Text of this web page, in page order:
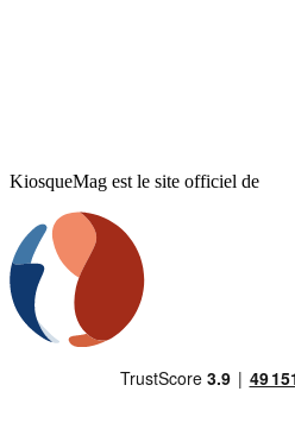
KiosqueMag est le site officiel de